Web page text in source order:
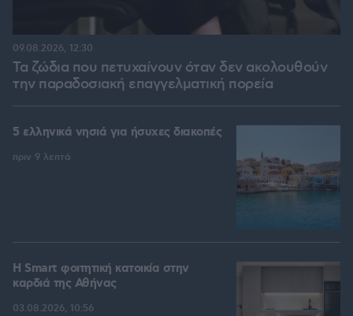
Τα ζώδια που πετυχαίνουν όταν δεν ακολουθούν
την παραδοσιακή επαγγελματική πορεία
09.08.2026, 12:30
5 ελληνικά νησιά για ήσυχες διακοπές
πριν 9 λεπτά
Η Smart φοιτητική κατοικία στην
καρδιά της Αθήνας
03.08.2026, 10:56